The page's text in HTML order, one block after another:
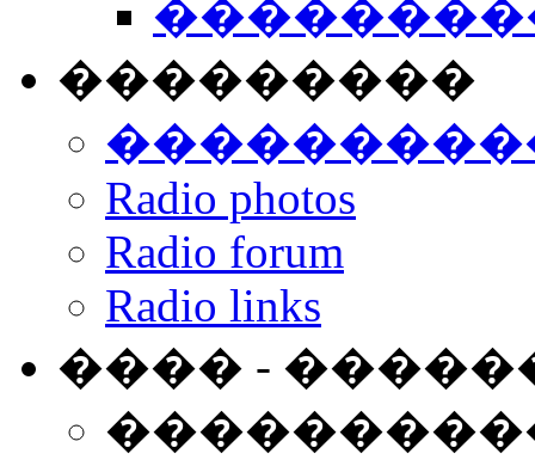
���������
Radio photos
Radio forum
Radio links
���� -